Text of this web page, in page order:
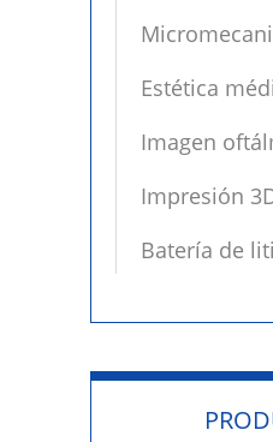
Estética
Imagen
Impresión
Batería de